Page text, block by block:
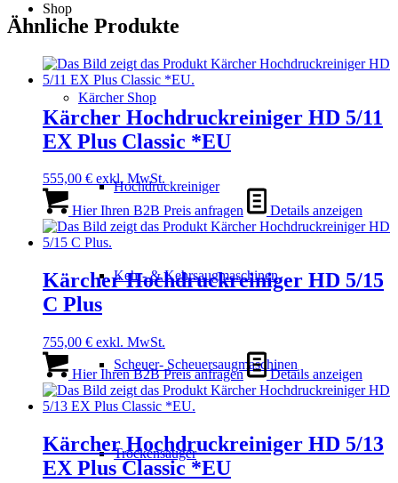
Shop
Kärcher Shop
Hochdruckreiniger
Kehr- & Kehrsaugmaschinen
Scheuer- Scheuersaugmaschinen
Trockensauger
Ähnliche Produkte
Kärcher Hochdruckreiniger HD 5/11
EX Plus Classic *EU
555,00 € exkl. MwSt.
Hier Ihren B2B Preis anfragen Details anzeigen
Kärcher Hochdruckreiniger HD 5/15
C Plus
755,00 € exkl. MwSt.
Hier Ihren B2B Preis anfragen Details anzeigen
Kärcher Hochdruckreiniger HD 5/13
EX Plus Classic *EU